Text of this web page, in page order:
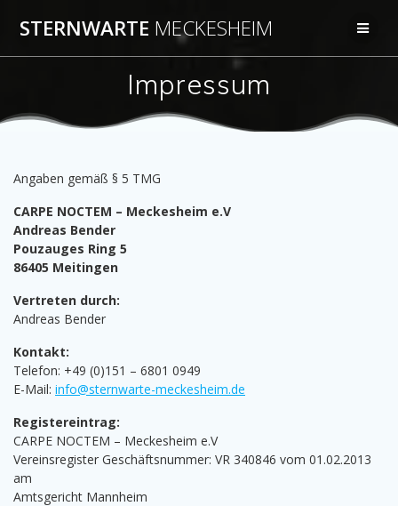
InhaltSTERNWARTE MECKESHEIM
Impressum
Angaben gemäß § 5 TMG
CARPE NOCTEM – Meckesheim e.V
Andreas Bender
Pouzauges Ring 5
86405 Meitingen
Vertreten durch:
Andreas Bender
Kontakt:
Telefon: +49 (0)151 – 6801 0949
E-Mail: info@sternwarte-meckesheim.de
Registereintrag:
CARPE NOCTEM – Meckesheim e.V
Vereinsregister Geschäftsnummer: VR 340846 vom 01.02.2013
am
Amtsgericht Mannheim